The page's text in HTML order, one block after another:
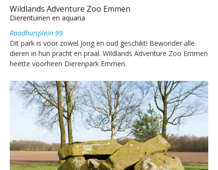
Wildlands Adventure Zoo Emmen
Dierentuinen en aquaria
Raadhuisplein 99
Dit park is voor zowel jong en oud geschikt! Bewonder alle
dieren in hun pracht en praal. Wildlands Adventure Zoo Emmen
heette voorheen Dierenpark Emmen.